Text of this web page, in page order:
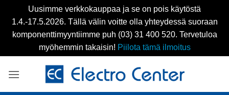
Uusimme verkkokauppaa ja se on pois käytöstä
1.4.-17.5.2026. Tällä välin voitte olla yhteydessä suoraan
komponenttimyyntiimme puh (03) 31 400 520. Tervetuloa
myöhemmin takaisin! Piilota tämä ilmoitus